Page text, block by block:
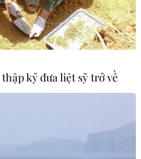
MỤC
kỷ đưa liệt sỹ trở về